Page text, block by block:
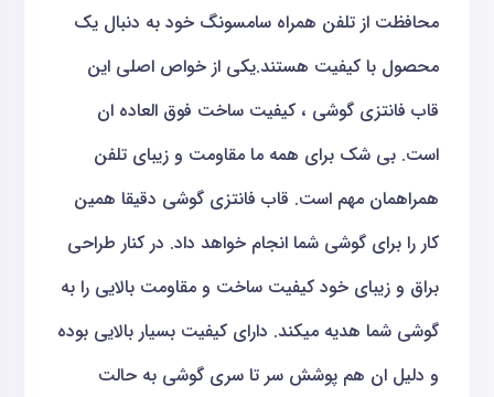
محافظت از تلفن همراه سامسونگ خود به دنبال یک
محصول با کیفیت هستند.یکی از خواص اصلی این
قاب فانتزی گوشی ، کیفیت ساخت فوق العاده ان
است. بی شک برای همه ما مقاومت و زیبای تلفن
همراهمان مهم است. قاب فانتزی گوشی دقیقا همین
کار را برای گوشی شما انجام خواهد داد. در کنار طراحی
براق و زیبای خود کیفیت ساخت و مقاومت بالایی را به
گوشی شما هدیه میکند. دارای کیفیت بسیار بالایی بوده
و دلیل ان هم پوشش سر تا سری گوشی به حالت